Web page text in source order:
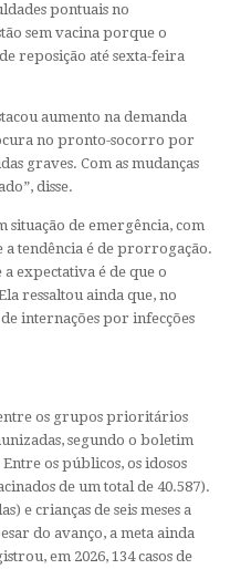
pontuais no
sem vacina porque o
reposição até sexta-feira
aumento na demanda
no pronto-socorro por
graves. Com as mudanças
disse.
situação de emergência, com
a tendência é de prorrogação.
expectativa é de que o
ressaltou ainda que, no
internações por infecções
os grupos prioritários
segundo o boletim
os públicos, os idosos
de um total de 40.587).
e crianças de seis meses a
do avanço, a meta ainda
em 2026, 134 casos de